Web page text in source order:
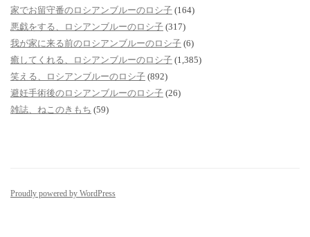
家でお留守番のロシアンブルーのロシ子 (164)
悪戯をする、ロシアンブルーのロシ子 (317)
我が家に来る前のロシアンブルーのロシ子 (6)
癒してくれる、ロシアンブルーのロシ子 (1,385)
笑える、ロシアンブルーのロシ子 (892)
避妊手術後のロシアンブルーのロシ子 (26)
雑誌、ねこのきもち (59)
Proudly powered by WordPress